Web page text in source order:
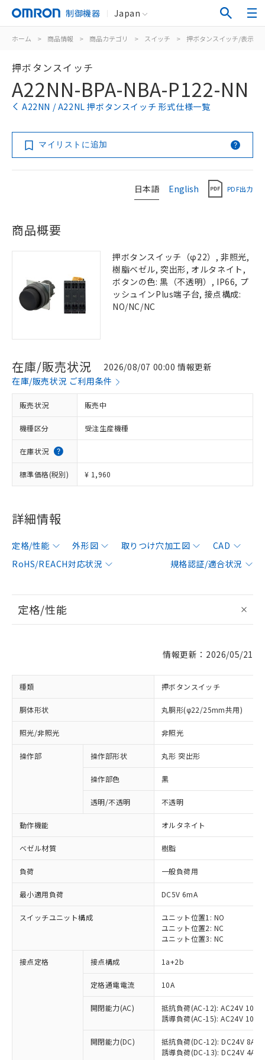
制御機器 Japan
ホーム > 商品情報 > 商品カテゴリ > スイッチ > 押ボタンスイッチ/表示灯
押ボタンスイッチ
A22NN-BPA-NBA-P122-NN
A22NN / A22NL 押ボタンスイッチ 形式仕様一覧
マイリストに追加
日本語 English PDF出力
商品概要
押ボタンスイッチ（φ22）, 非照光,
樹脂ベゼル, 突出形, オルタネイト,
ボタンの色: 黒（不透明）, IP66, プ
ッシュインPlus端子台, 接点構成:
NO/NC/NC
在庫/販売状況
2026/08/07 00:00 情報更新
在庫/販売状況 ご利用条件
販売状況 販売中
機種区分 受注生産機種
在庫状況
標準価格(税別) ¥ 1,960
詳細情報
定格/性能 外形図 取りつけ穴加工図
CAD
RoHS/REACH対応状況
規格認証/適合状況
定格/性能
情報更新：2026/05/21
種類 押ボタンスイッチ
胴体形状 丸胴形(φ22/25mm共用)
照光/非照光 非照光
操作部 操作部形状 丸形 突出形
操作部色 黒
透明/不透明 不透明
動作機能 オルタネイト
ベゼル材質 樹脂
負荷 一般負荷用
最小適用負荷 DC5V 6mA
スイッチユニット構成
ユニット位置1: NO
ユニット位置2: NC
ユニット位置3: NC
接点定格 接点構成 1a+2b
定格通電電流 10A
開閉能力(AC)
抵抗負荷(AC-12): AC24V 10A/
誘導負荷(AC-15): AC24V
開閉能力(DC)
抵抗負荷(DC-12): DC24V 8A/
誘導負荷(DC-13): DC24V 4A/
ご利用条件
対応済み：EU RoHS指令（10物質）の
非含有に対応した製品が提供可能な商品で
有に対応した製品に切り替える予定のある